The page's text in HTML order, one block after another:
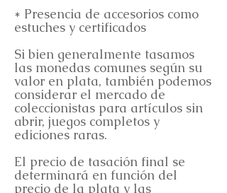
* Presencia de accesorios como
estuches y certificados
Si bien generalmente tasamos
las monedas comunes según su
valor en plata, también podemos
considerar el mercado de
coleccionistas para artículos sin
abrir, juegos completos y
ediciones raras.
El precio de tasación final se
determinará en función del
precio de la plata y las